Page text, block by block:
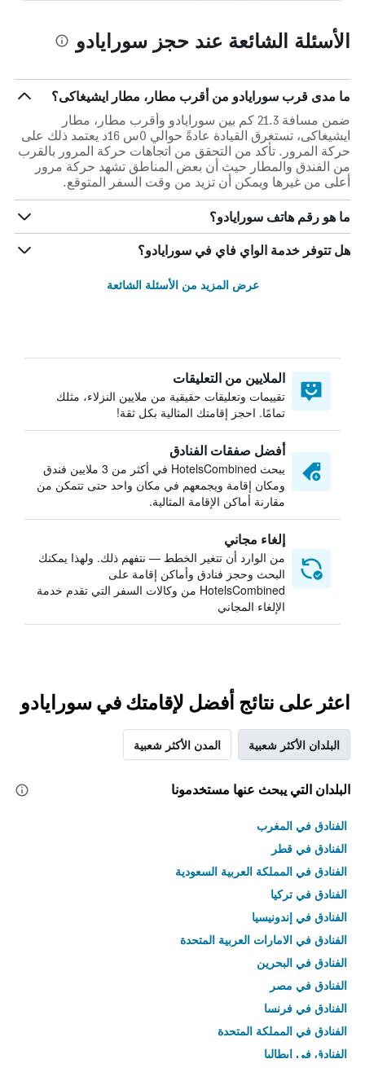
الأسئلة الشائعة عند حجز سورايادو
ما مدى قرب سورايادو من أقرب مطار، مطار ايشيغاكى؟
ضمن مسافة 21.3 كم بين سورايادو وأقرب مطار، مطار
ايشيغاكى، تستغرق القيادة عادةً حوالي 0س 16د يعتمد ذلك على
حركة المرور. تأكد من التحقق من اتجاهات حركة المرور بالقرب
من الفندق والمطار حيث أن بعض المناطق تشهد حركة مرور
أعلى من غيرها ويمكن أن تزيد من وقت السفر المتوقع.
ما هو رقم هاتف سورايادو؟
هل تتوفر خدمة الواي فاي في سورايادو؟
عرض المزيد من الأسئلة الشائعة
الملايين من التعليقات
تقييمات وتعليقات حقيقية من ملايين النزلاء، مثلك
تمامًا. احجز إقامتك المثالية بكل ثقة!
أفضل صفقات الفنادق
يبحث HotelsCombined في أكثر من 3 ملايين فندق
ومكان إقامة ويجمعهم في مكان واحد حتى تتمكن من
مقارنة أماكن الإقامة المثالية.
إلغاء مجاني
من الوارد أن تتغير الخطط — نتفهم ذلك. ولهذا يمكنك
البحث وحجز فنادق وأماكن إقامة على
HotelsCombined من وكالات السفر التي تقدم خدمة
الإلغاء المجاني
اعثر على نتائج أفضل لإقامتك في سورايادو
البلدان الأكثر شعبية المدن الأكثر شعبية
البلدان التي يبحث عنها مستخدمونا
الفنادق في المغرب
الفنادق في قطر
الفنادق في المملكة العربية السعودية
الفنادق في تركيا
الفنادق في إندونيسيا
الفنادق في الامارات العربية المتحدة
الفنادق في البحرين
الفنادق في مصر
الفنادق في فرنسا
الفنادق في المملكة المتحدة
الفنادق في إيطاليا